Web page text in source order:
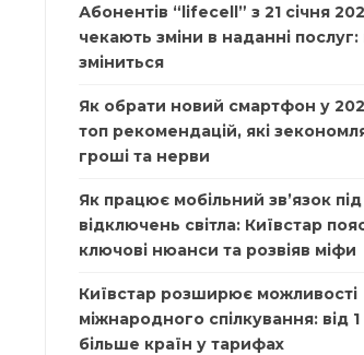
Абонентів “lifecell” з 21 січня
чекають зміни в наданні
зміниться
Як обрати новий смартфон у
топ рекомендацій, які
гроші та нерви
Як працює мобільний зв’язок
відключень світла: Київстар
ключові нюанси та розвіяв міфи
Київстар розширює можливості
міжнародного спілкування: від
більше країн у тарифах